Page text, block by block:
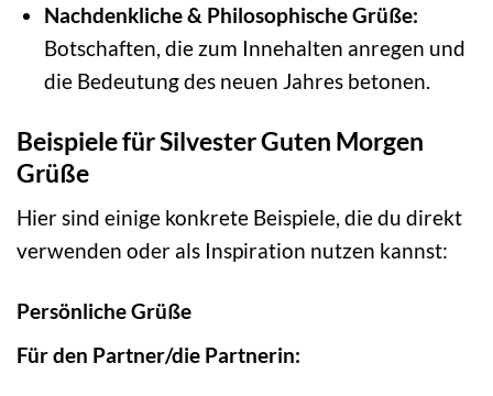
Nachdenkliche & Philosophische Grüße:
Botschaften, die zum Innehalten anregen und
die Bedeutung des neuen Jahres betonen.
Beispiele für Silvester Guten Morgen
Grüße
Hier sind einige konkrete Beispiele, die du direkt
verwenden oder als Inspiration nutzen kannst:
Persönliche Grüße
Für den Partner/die Partnerin: